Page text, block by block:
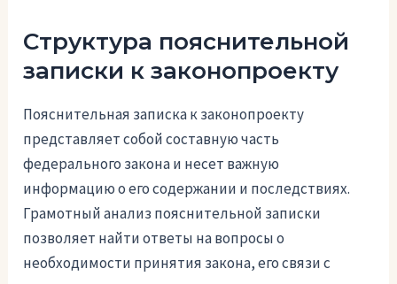
Структура пояснительной
записки к законопроекту
Пояснительная записка к законопроекту
представляет собой составную часть
федерального закона и несет важную
информацию о его содержании и последствиях.
Грамотный анализ пояснительной записки
позволяет найти ответы на вопросы о
необходимости принятия закона, его связи с